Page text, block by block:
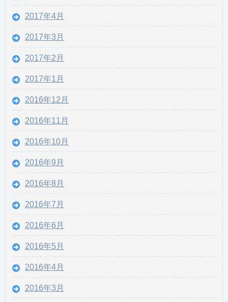
2017年4月
2017年3月
2017年2月
2017年1月
2016年12月
2016年11月
2016年10月
2016年9月
2016年8月
2016年7月
2016年6月
2016年5月
2016年4月
2016年3月